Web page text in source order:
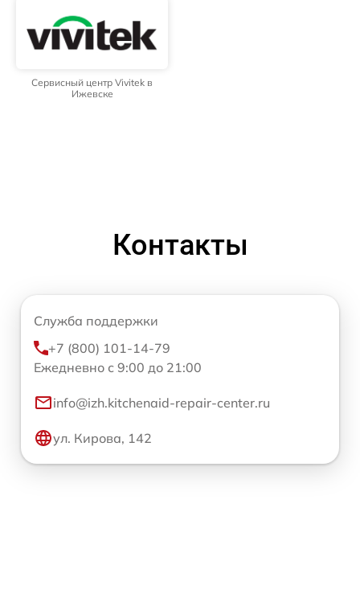
Сервисный центр Vivitek в
Ижевске
Контакты
Служба поддержки
+7 (800) 101-14-79
Ежедневно с 9:00 до 21:00
info@izh.kitchenaid-repair-center.ru
ул. Кирова, 142